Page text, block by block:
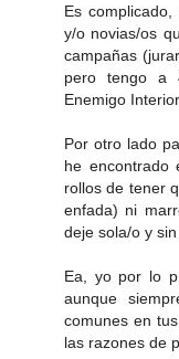
Es
y/o novias/os
campañas
pero tengo a
Enemigo
Por otro lado
he encontrado
rollos de tener
enfada) ni
deje sola/o y sin
Ea, yo por lo
aunque
comunes en
las razones de